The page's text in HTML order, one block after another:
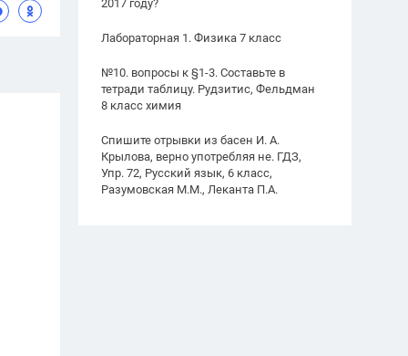
2017 году?
Лабораторная 1. Физика 7 класс
№10. вопросы к §1-3. Составьте в
тетради таблицу. Рудзитис, Фельдман
8 класс химия
Спишите отрывки из басен И. А.
Крылова, верно употребляя не. ГДЗ,
Упр. 72, Русский язык, 6 класс,
Разумовская М.М., Леканта П.А.